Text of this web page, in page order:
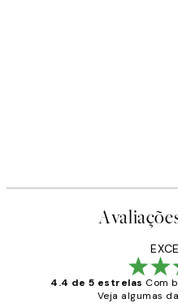
4.4 de 5 estrelas Com
Veja algumas